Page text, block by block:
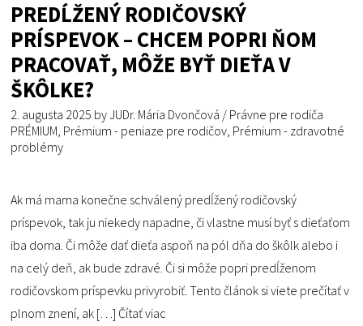
PREDĹŽENÝ RODIČOVSKÝ
PRÍSPEVOK – CHCEM POPRI ŇOM
PRACOVAŤ, MÔŽE BYŤ DIEŤA V
ŠKÔLKE?
2. augusta 2025 byJUDr. Mária Dvončová / Právne pre rodiča
PRÉMIUM, Prémium - peniaze pre rodičov, Prémium - zdravotné
problémy
Ak má mama konečne schválený predĺžený rodičovský
príspevok, tak ju niekedy napadne, či vlastne musí byť s dieťaťom
iba doma. Či môže dať dieťa aspoň na pól dňa do škôlk alebo i
na celý deň, ak bude zdravé. Či si môže popri predĺženom
rodičovskom príspevku privyrobiť. Tento článok si viete prečítať v
plnom znení, ak […]Čítať viac